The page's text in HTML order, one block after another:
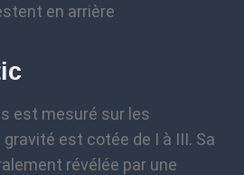
en arrière
est mesuré sur les
est cotée de I à III. Sa
révélée par une